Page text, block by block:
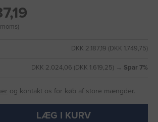
DKK 2.187,19 (DKK 1.749,75)
DKK 2.024,06 (DKK 1.619,25) → Spar 7%
og kontakt os for køb af store mængder.
LÆG I KURV